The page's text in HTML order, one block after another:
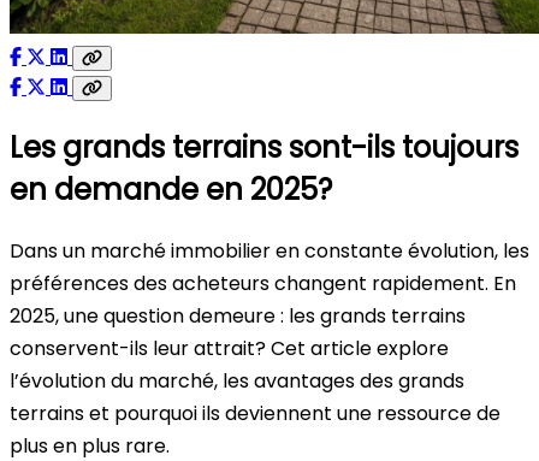
Les grands terrains sont-ils toujours
en demande en 2025?
Dans un marché immobilier en constante évolution, les
préférences des acheteurs changent rapidement. En
2025, une question demeure : les grands terrains
conservent-ils leur attrait? Cet article explore
l’évolution du marché, les avantages des grands
terrains et pourquoi ils deviennent une ressource de
plus en plus rare.